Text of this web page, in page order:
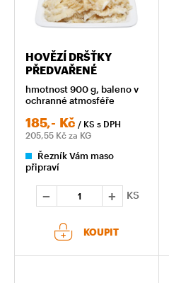
HOVĚZÍ DRŠŤKY
PŘEDVAŘENÉ
hmotnost 900 g, baleno v
ochranné atmosféře
185,- Kč / KS s DPH
205,55 Kč za KG
Řezník Vám maso
připraví
KS
KOUPIT